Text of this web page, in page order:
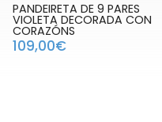
Pandeireta de nogueira
ilustrada limóns e ferreñas
tradicionais douradas
149,00€